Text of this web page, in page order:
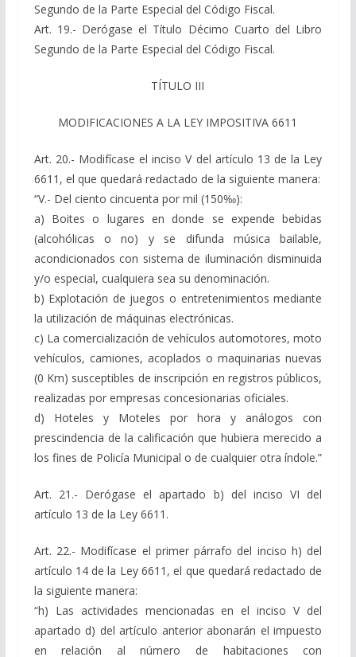
Segundo de la Parte Especial del Código Fiscal.
Art. 19.- Derógase el Título Décimo Cuarto del Libro
Segundo de la Parte Especial del Código Fiscal.
TÍTULO III
MODIFICACIONES A LA LEY IMPOSITIVA 6611
Art. 20.- Modifícase el inciso V del artículo 13 de la Ley
6611, el que quedará redactado de la siguiente manera:
“V.- Del ciento cincuenta por mil (150‰):
a) Boites o lugares en donde se expende bebidas
(alcohólicas o no) y se difunda música bailable,
acondicionados con sistema de iluminación disminuida
y/o especial, cualquiera sea su denominación.
b) Explotación de juegos o entretenimientos mediante
la utilización de máquinas electrónicas.
c) La comercialización de vehículos automotores, moto
vehículos, camiones, acoplados o maquinarias nuevas
(0 Km) susceptibles de inscripción en registros públicos,
realizadas por empresas concesionarias oficiales.
d) Hoteles y Moteles por hora y análogos con
prescindencia de la calificación que hubiera merecido a
los fines de Policía Municipal o de cualquier otra índole.”
Art. 21.- Derógase el apartado b) del inciso VI del
artículo 13 de la Ley 6611.
Art. 22.- Modifícase el primer párrafo del inciso h) del
artículo 14 de la Ley 6611, el que quedará redactado de
la siguiente manera:
“h) Las actividades mencionadas en el inciso V del
apartado d) del artículo anterior abonarán el impuesto
en relación al número de habitaciones con